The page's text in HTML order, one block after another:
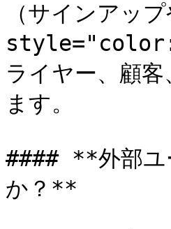
（サインアッ
ライヤー、顧
ます。
#### **外部ユ
か？**